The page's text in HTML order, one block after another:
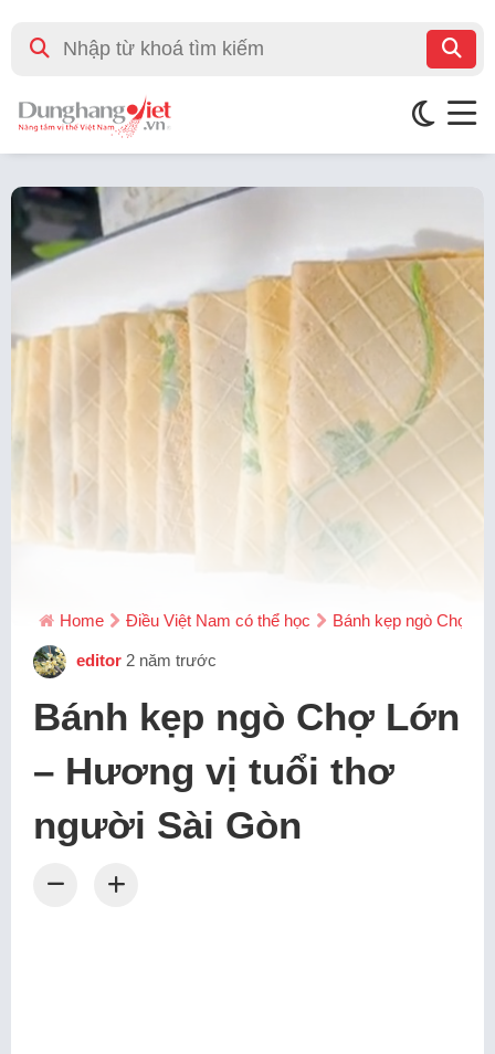
Home Điều Việt Nam có thể học Bánh kẹp ngò Chợ
editor 2 năm trước
Bánh kẹp ngò Chợ Lớn
– Hương vị tuổi thơ
người Sài Gòn